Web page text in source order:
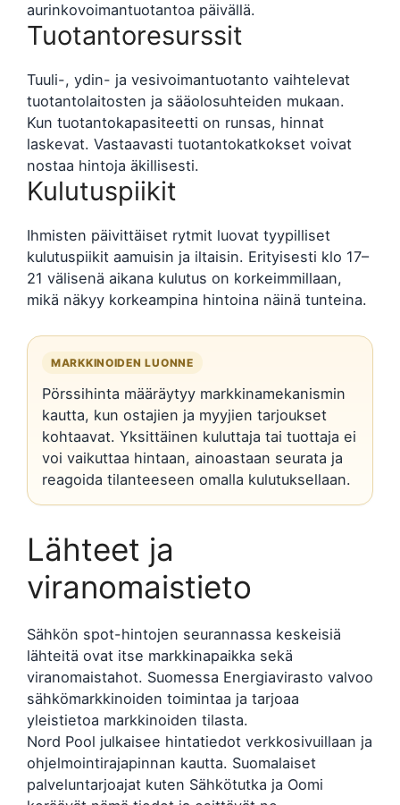
aurinkovoimantuotantoa päivällä.
Tuotantoresurssit
Tuuli-, ydin- ja vesivoimantuotanto vaihtelevat
tuotantolaitosten ja sääolosuhteiden mukaan.
Kun tuotantokapasiteetti on runsas, hinnat
laskevat. Vastaavasti tuotantokatkokset voivat
nostaa hintoja äkillisesti.
Kulutuspiikit
Ihmisten päivittäiset rytmit luovat tyypilliset
kulutuspiikit aamuisin ja iltaisin. Erityisesti klo 17–
21 välisenä aikana kulutus on korkeimmillaan,
mikä näkyy korkeampina hintoina näinä tunteina.
MARKKINOIDEN LUONNE
Pörssihinta määräytyy markkinamekanismin
kautta, kun ostajien ja myyjien tarjoukset
kohtaavat. Yksittäinen kuluttaja tai tuottaja ei
voi vaikuttaa hintaan, ainoastaan seurata ja
reagoida tilanteeseen omalla kulutuksellaan.
Lähteet ja
viranomaistieto
Sähkön spot-hintojen seurannassa keskeisiä
lähteitä ovat itse markkinapaikka sekä
viranomaistahot. Suomessa Energiavirasto valvoo
sähkömarkkinoiden toimintaa ja tarjoaa
yleistietoa markkinoiden tilasta.
Nord Pool julkaisee hintatiedot verkkosivuillaan ja
ohjelmointirajapinnan kautta. Suomalaiset
palveluntarjoajat kuten Sähkötutka ja Oomi